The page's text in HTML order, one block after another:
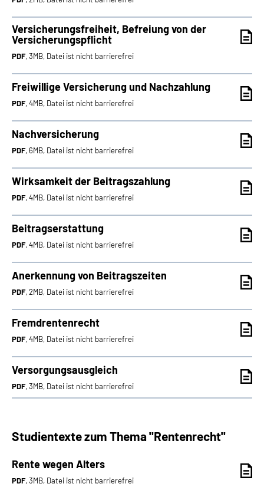
Versicherungsfreiheit, Befreiung von der
Versicherungspflicht
PDF, 3MB, Datei ist nicht barrierefrei
Freiwillige Versicherung und Nachzahlung
PDF, 4MB, Datei ist nicht barrierefrei
Nachversicherung
PDF, 6MB, Datei ist nicht barrierefrei
Wirksamkeit der Beitragszahlung
PDF, 4MB, Datei ist nicht barrierefrei
Beitragserstattung
PDF, 4MB, Datei ist nicht barrierefrei
Anerkennung von Beitragszeiten
PDF, 2MB, Datei ist nicht barrierefrei
Fremdrentenrecht
PDF, 4MB, Datei ist nicht barrierefrei
Versorgungsausgleich
PDF, 3MB, Datei ist nicht barrierefrei
Studientexte zum Thema "Rentenrecht"
Rente wegen Alters
PDF, 3MB, Datei ist nicht barrierefrei